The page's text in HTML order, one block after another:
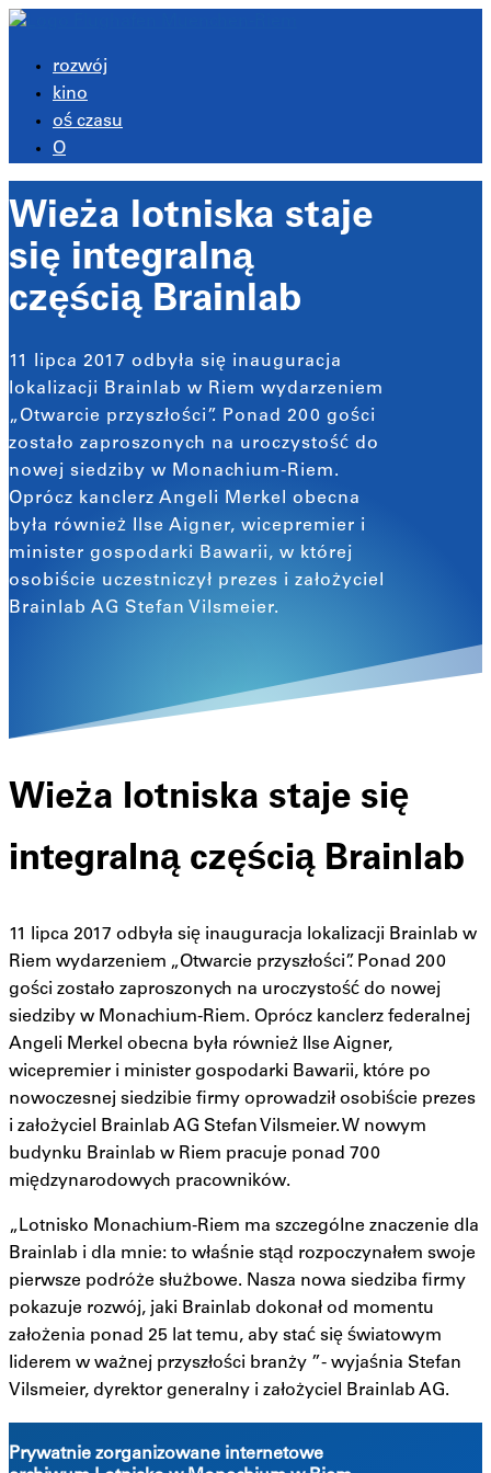
rozwój
kino
oś czasu
O
Wieża lotniska staje
się integralną
częścią Brainlab
11 lipca 2017 odbyła się inauguracja
lokalizacji Brainlab w Riem wydarzeniem
„Otwarcie przyszłości”. Ponad 200 gości
zostało zaproszonych na uroczystość do
nowej siedziby w Monachium-Riem.
Oprócz kanclerz Angeli Merkel obecna
była również Ilse Aigner, wicepremier i
minister gospodarki Bawarii, w której
osobiście uczestniczył prezes i założyciel
Brainlab AG Stefan Vilsmeier.
Wieża lotniska staje się
integralną częścią Brainlab
11 lipca 2017 odbyła się inauguracja lokalizacji Brainlab w
Riem wydarzeniem „Otwarcie przyszłości”. Ponad 200
gości zostało zaproszonych na uroczystość do nowej
siedziby w Monachium-Riem. Oprócz kanclerz federalnej
Angeli Merkel obecna była również Ilse Aigner,
wicepremier i minister gospodarki Bawarii, które po
nowoczesnej siedzibie firmy oprowadził osobiście prezes
i założyciel Brainlab AG Stefan Vilsmeier. W nowym
budynku Brainlab w Riem pracuje ponad 700
międzynarodowych pracowników.
„Lotnisko Monachium-Riem ma szczególne znaczenie dla
Brainlab i dla mnie: to właśnie stąd rozpoczynałem swoje
pierwsze podróże służbowe. Nasza nowa siedziba firmy
pokazuje rozwój, jaki Brainlab dokonał od momentu
założenia ponad 25 lat temu, aby stać się światowym
liderem w ważnej przyszłości branży ”- wyjaśnia Stefan
Vilsmeier, dyrektor generalny i założyciel Brainlab AG.
Prywatnie zorganizowane internetowe